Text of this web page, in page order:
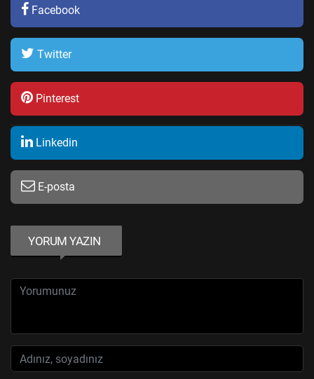
Facebook
Twitter
Pinterest
Linkedin
E-posta
YORUM YAZIN